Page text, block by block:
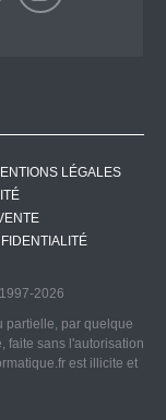
LÉGALES
2026
partielle, par quelque
faite sans l'autorisation
est illicite et